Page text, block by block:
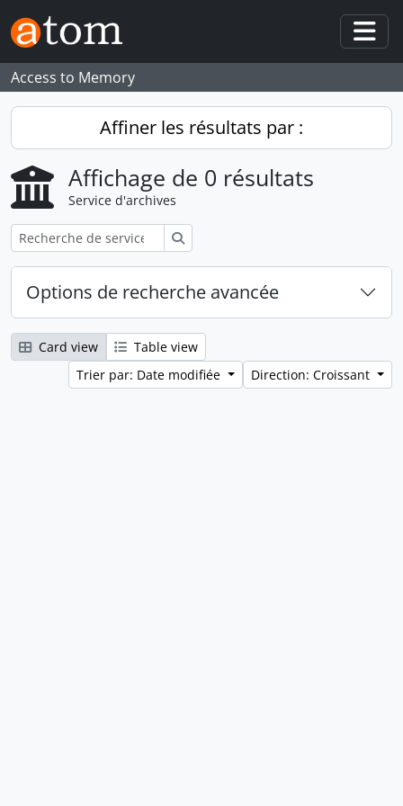
Skip to main content
Access to Memory
Affiner les résultats par :
Affichage de 0 résultats
Service d'archives
Options de recherche avancée
Card view
Table view
Trier par: Date modifiée
Direction: Croissant